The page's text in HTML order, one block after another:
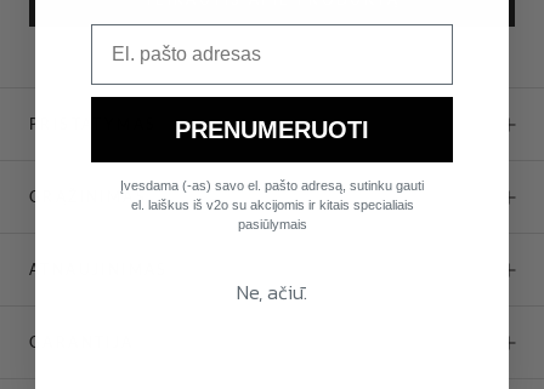
PRISTATYMAS
GRĄŽINIMAS
ATNAUJINIMAS
GARANTIJA
PRENUMERUOTI
Įvesdama (-as) savo el. pašto adresą, sutinku gauti
el. laiškus iš v2o su akcijomis ir kitais specialiais
pasiūlymais
Ne, ačiū.